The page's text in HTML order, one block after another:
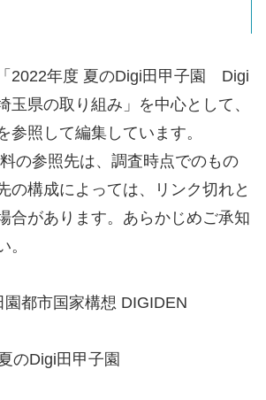
2022年度 夏のDigi田甲子園 Digi
県の取り組み」を中心として、
参照して編集しています。
の参照先は、調査時点でのもの
の構成によっては、リンク切れと
合があります。あらかじめご承知
。
園都市国家構想 DIGIDEN
のDigi田甲子園